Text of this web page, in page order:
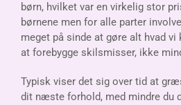
børn, hvilket var en virkelig stor
børnene men for alle parter
meget på sinde at gøre alt hvad
at forebygge skilsmisser, ikke
Typisk viser det sig over tid at
dit næste forhold, med mindre du